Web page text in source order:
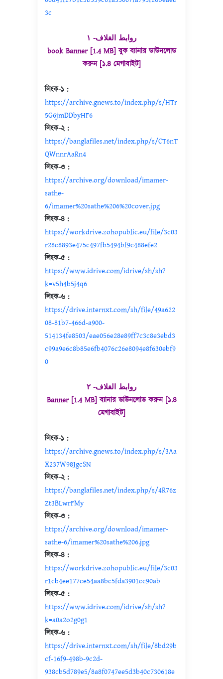
3c
روابط الغلاف- ١
book Banner [1.4 MB] বুক ব্যানার ডাউনলোড
করুন [১.৪ মেগাবাইট]
লিংক-১ :
https://archive.gnews.to/index.php/s/HTr
5G6jmDDbyHF6
লিংক-২ :
https://banglafiles.net/index.php/s/CT6nT
QWnnrAaRn4
লিংক-৩ :
https://archive.org/download/imamer-
sathe-
6/imamer%20sathe%206%20cover.jpg
লিংক-৪ :
https://workdrive.zohopublic.eu/file/3c03
r28c8893e475c497fb5494bf9c488efe2
লিংক-৫ :
https://www.idrive.com/idrive/sh/sh?
k=v5h4b5j4q6
লিংক-৬ :
https://drive.internxt.com/sh/file/49a622
08-81b7-466d-a900-
514134fe8503/eae056e28e89ff7c3c8e3ebd3
c99a9e6c8b85e6fb4076c26e8094e8f630ebf9
0
روابط الغلاف- ٢
Banner [1.4 MB] ব্যানার ডাউনলোড করুন [১.৪
মেগাবাইট]
লিংক-১ :
https://archive.gnews.to/index.php/s/3Aa
X237W98JgcSN
লিংক-২ :
https://banglafiles.net/index.php/s/4R76z
Zt3BLwrFMy
লিংক-৩ :
https://archive.org/download/imamer-
sathe-6/imamer%20sathe%206.jpg
লিংক-৪ :
https://workdrive.zohopublic.eu/file/3c03
r1cb4ee177ce54aa8bc5fda3901cc90ab
লিংক-৫ :
https://www.idrive.com/idrive/sh/sh?
k=a0a2o2g0g1
লিংক-৬ :
https://drive.internxt.com/sh/file/8bd29b
cf-16f9-498b-9c2d-
938cb5d789e5/8a8f0747ee5d3b40c730618e